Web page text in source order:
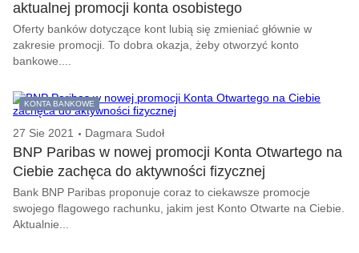
aktualnej promocji konta osobistego
Oferty banków dotyczące kont lubią się zmieniać głównie w
zakresie promocji. To dobra okazja, żeby otworzyć konto
bankowe....
KONTA BANKOWE
27 Sie 2021 Dagmara Sudoł
BNP Paribas w nowej promocji Konta Otwartego na
Ciebie zachęca do aktywności fizycznej
Bank BNP Paribas proponuje coraz to ciekawsze promocje
swojego flagowego rachunku, jakim jest Konto Otwarte na Ciebie.
Aktualnie...